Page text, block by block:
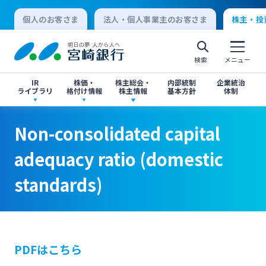
個人のお客さま 法人・個人事業主のお客さま 株主・
検索 メニュー
IR
ライブラリ
株価・
格付け情報
株主総会・
株主情報
内部統制
基本方針
企業統治
体制
決算短信
有価証券報告書・四半期報告書
IR関連ニュースリリース
投資家向け説明会資料
株価情報
格付け情報
株主総会のご案内
中間配当のご案内
Non-consolidated capital adequacy ratio
(domestic standards)
Non-consolidated capital adequacy ratio
(domestic standards)
個人向けインターネットバンキング
Non-consolidated capital
adequacy ratio (domestic
standards)
PDFはこちら